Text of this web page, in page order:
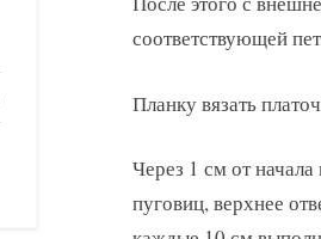
соответствующей
Планку вязать
Через 1 см от
пуговиц, верхнее